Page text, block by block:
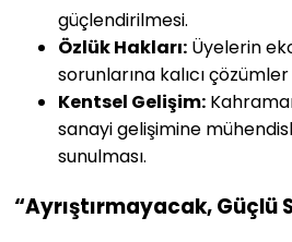
güçlendirilmesi.
Özlük Hakları: Üyelerin
sorunlarına kalıcı
Kentsel Gelişim:
sanayi gelişimine
sunulması.
“Ayrıştırmayacak, Güçlü